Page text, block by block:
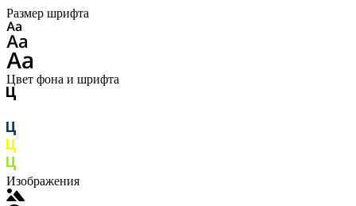
Размер шрифта
Цвет фона и шрифта
Изображения